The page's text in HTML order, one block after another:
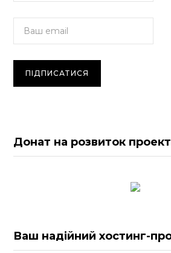
Донат на розвиток
Ваш надійний хостинг-